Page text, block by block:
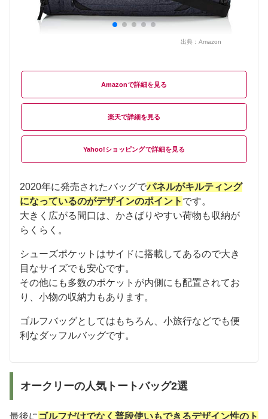
出典： Amazon
Amazon
楽天
Yahoo!ショッピング
2020年に発売されたバッグでパネルがキルティング
になっているのがデザインのポイント です。
大きく広がる間口は、かさばりやすい荷物も収納が
らくらく。
シューズポケットはサイドに搭載してあるので大き
目なサイズでも安心です。
その他にも多数のポケットが内側にも配置されてお
り、小物の収納力もあります。
ゴルフバッグとしてはもちろん、小旅行などでも便
利なダッフルバッグです。
オークリーの人気トートバッグ2選
最後に ゴルフだけでなく普段使いもできるデザイン性のト